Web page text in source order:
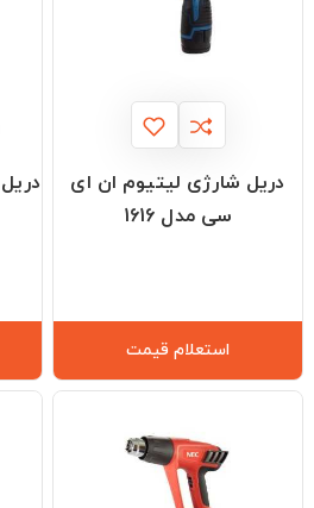
دریل شارژی لیتیوم ان ای
سی مدل 1616
استعلام قیمت